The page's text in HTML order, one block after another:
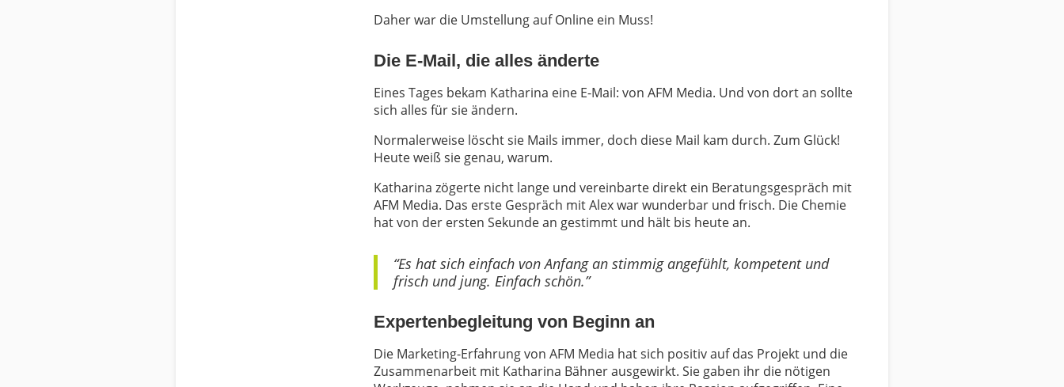
Daher war die Umstellung auf Online ein Muss!
Die E-Mail, die alles änderte
Eines Tages bekam Katharina eine E-Mail: von AFM Media. Und von dort an sollte
sich alles für sie ändern.
Normalerweise löscht sie Mails immer, doch diese Mail kam durch. Zum Glück!
Heute weiß sie genau, warum.
Katharina zögerte nicht lange und vereinbarte direkt ein Beratungsgespräch mit
AFM Media. Das erste Gespräch mit Alex war wunderbar und frisch. Die Chemie
hat von der ersten Sekunde an gestimmt und hält bis heute an.
“Es hat sich einfach von Anfang an stimmig angefühlt, kompetent und
frisch und jung. Einfach schön.”
Expertenbegleitung von Beginn an
Die Marketing-Erfahrung von AFM Media hat sich positiv auf das Projekt und die
Zusammenarbeit mit Katharina Bähner ausgewirkt. Sie gaben ihr die nötigen